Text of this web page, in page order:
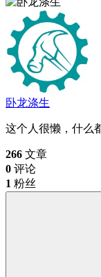
卧龙涤生
这个人很懒，什么
266 文章
0 评论
1 粉丝